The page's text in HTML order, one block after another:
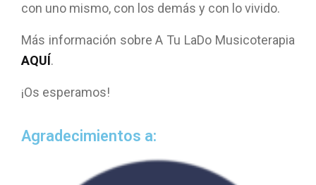
con uno mismo, con los demás y con lo vivido.
Más información sobre A Tu LaDo Musicoterapia
AQUÍ.
¡Os esperamos!
Agradecimientos a: